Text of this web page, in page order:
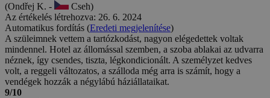
(Ondřej K. -
Cseh)
Az értékelés létrehozva: 26. 6. 2024
Automatikus fordítás (Eredeti megjelenítése)
A szüleimnek vettem a tartózkodást, nagyon elégedettek voltak
mindennel. Hotel az állomással szemben, a szoba ablakai az udvarra
néznek, így csendes, tiszta, légkondicionált. A személyzet kedves
volt, a reggeli változatos, a szálloda még arra is számít, hogy a
vendégek hozzák a négylábú háziállataikat.
9/10